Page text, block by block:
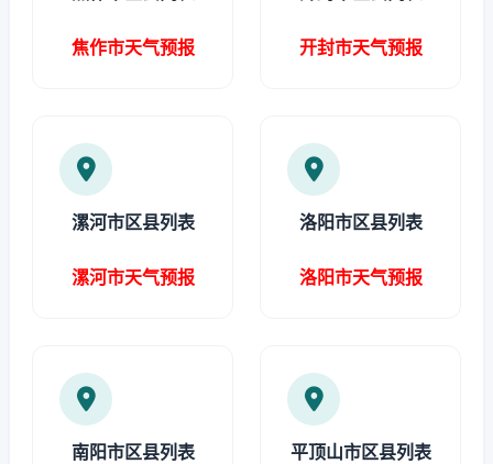
焦作市天气预报 开封市天气预报
漯河市区县列表
漯河市天气预报
洛阳市区县列表
洛阳市天气预报
南阳市区县列表 平顶山市区县列表